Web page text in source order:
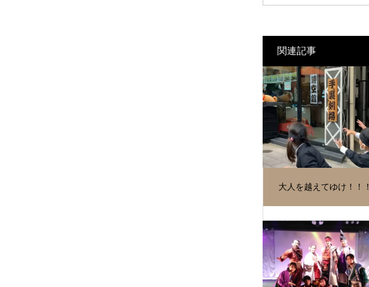
関連記事
大人を越えてゆけ！！！